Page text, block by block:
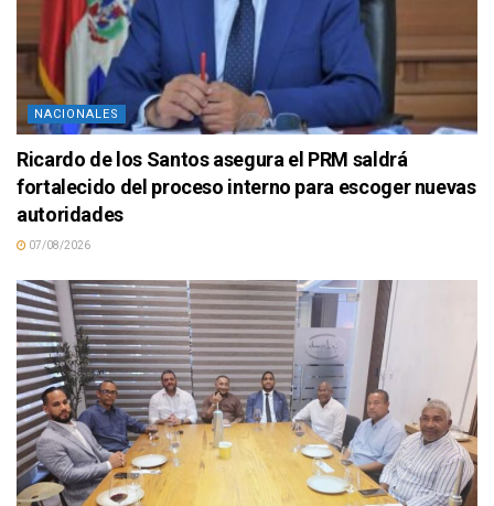
NACIONALES
Ricardo de los Santos asegura el PRM saldrá
fortalecido del proceso interno para escoger nuevas
autoridades
07/08/2026